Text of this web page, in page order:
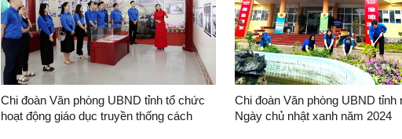
Chi đoàn Văn phòng UBND tỉnh tổ chức
hoạt động giáo dục truyền thống cách
Chi đoàn Văn phòng UBND tỉnh
Ngày chủ nhật xanh năm 2024